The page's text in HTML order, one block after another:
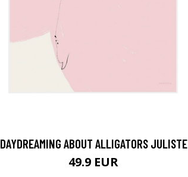
DAYDREAMING ABOUT ALLIGATORS JULISTE
49.9 EUR